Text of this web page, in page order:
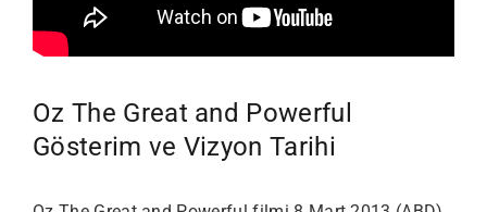
Oz The Great and Powerful
Gösterim ve Vizyon Tarihi